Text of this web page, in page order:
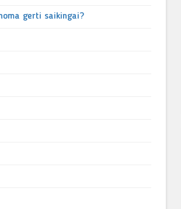
gerti saikingai?